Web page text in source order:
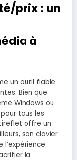
prix : un
à
un outil fiable
Bien que
Windows ou
tous les
offre un
son clavier
la